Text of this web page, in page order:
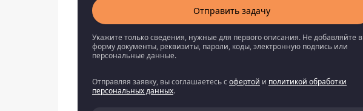
Отправить задачу
Укажите только сведения, нужные для первого описания. Не добавляйте в
форму документы, реквизиты, пароли, коды, электронную подпись или
персональные данные.
Отправляя заявку, вы соглашаетесь софертой и политикой обработки
персональных данных.